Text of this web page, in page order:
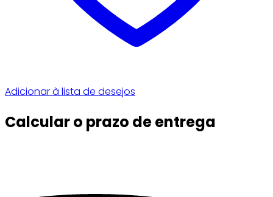
Adicionar à lista de desejos
Calcular o prazo de entrega